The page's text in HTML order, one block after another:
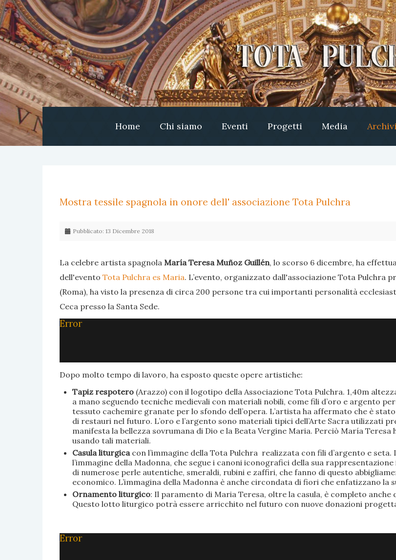
Home Chi siamo Eventi Progetti Media
Mostra tessile spagnola in onore dell' associazione Tota Pulchra
Pubblicato: 13 Dicembre 2018
La celebre artista spagnola María Teresa Muñoz Guillén, lo scorso 6 dicembre, ha
dell'evento Tota Pulchra es Maria. L’evento, organizzato dall'associazione Tota Pulchra
(Roma), ha visto la presenza di circa 200 persone tra cui importanti personalità
Ceca presso la Santa Sede.
Error
Dopo molto tempo di lavoro, ha esposto queste opere artistiche:
Tapiz respotero(Arazzo) con il logotipo della Associazione Tota Pulchra. 1,40m
a mano seguendo tecniche medievali con materiali nobili, come fili d’oro e argento
tessuto cachemire granate per lo sfondo dell’opera. L’artista ha affermato che è
di restauri nel futuro. L’oro e l’argento sono materiali tipici dell’Arte Sacra utilizzati
manifesta la bellezza sovrumana di Dio e la Beata Vergine Maria. Perciò María Teresa
usando tali materiali.
Casula liturgica con l’immagine della Tota Pulchra realizzata con fili d’argento e
l’immagine della Madonna, che segue i canoni iconografici della sua
di numerose perle autentiche, smeraldi, rubini e zaffiri, che fanno di questo
economico. L’immagina della Madonna è anche circondata di fiori che enfatizzano la
Ornamento liturgico: Il paramento di Maria Teresa, oltre la casula, è completo
Questo lotto liturgico potrà essere arricchito nel futuro con nuove donazioni
Error